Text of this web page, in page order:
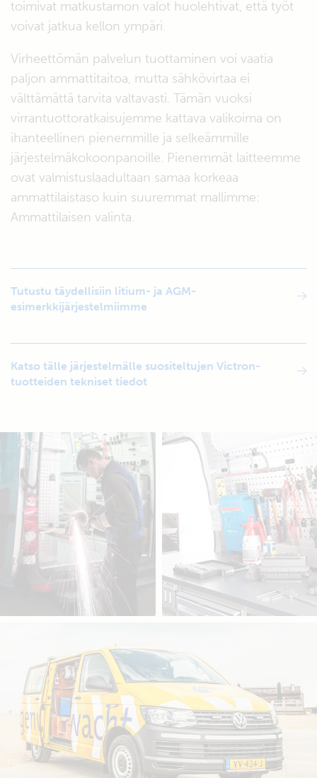
toimivat matkustamon valot huolehtivat, että työt
voivat jatkua kellon ympäri.
Virheettömän palvelun tuottaminen voi vaatia
paljon ammattitaitoa, mutta sähkövirtaa ei
välttämättä tarvita valtavasti. Tämän vuoksi
virrantuottoratkaisujemme kattava valikoima on
ihanteellinen pienemmille ja selkeämmille
järjestelmäkokoonpanoille. Pienemmät laitteemme
ovat valmistuslaadultaan samaa korkeaa
ammattilaistaso kuin suuremmat mallimme:
Ammattilaisen valinta.
Tutustu täydellisiin litium- ja AGM-
esimerkkijärjestelmiimme
Katso tälle järjestelmälle suositeltujen Victron-
tuotteiden tekniset tiedot